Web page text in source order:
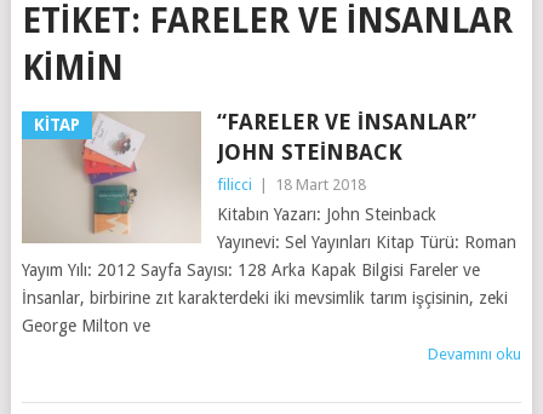
ETIKET: FARELER VE INSANLAR
KIMIN
KITAP
“FARELER VE İNSANLAR”
JOHN STEINBACK
filicci 18 Mart 2018
Kitabın Yazarı: John Steinback
Yayınevi: Sel Yayınları Kitap Türü: Roman
Yayım Yılı: 2012 Sayfa Sayısı: 128 Arka Kapak Bilgisi Fareler ve
İnsanlar, birbirine zıt karakterdeki iki mevsimlik tarım işçisinin, zeki
George Milton ve
Devamını oku